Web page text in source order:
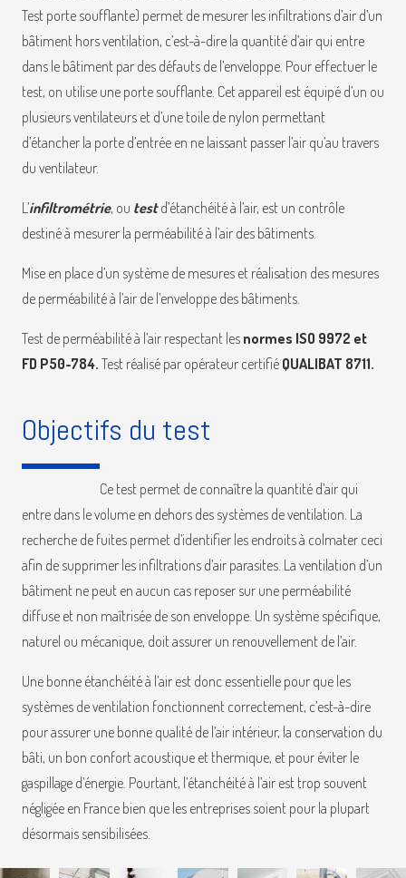
Test porte soufflante) permet de mesurer les infiltrations d’air d’un
bâtiment hors ventilation, c’est-à-dire la quantité d’air qui entre
dans le bâtiment par des défauts de l’enveloppe. Pour effectuer le
test, on utilise une porte soufflante. Cet appareil est équipé d’un ou
plusieurs ventilateurs et d’une toile de nylon permettant
d’étancher la porte d’entrée en ne laissant passer l’air qu’au travers
du ventilateur.
L’infiltrométrie, ou testd’étanchéité à l’air, est un contrôle
destiné à mesurer la perméabilité à l’air des bâtiments.
Mise en place d’un système de mesures et réalisation des mesures
de perméabilité à l’air de l’enveloppe des bâtiments.
Test de perméabilité à l’air respectant les normes ISO 9972 et
FD P50-784. Test réalisé par opérateur certifié QUALIBAT 8711.
Objectifs du test
Ce test permet de connaître la quantité d’air qui
entre dans le volume en dehors des systèmes de ventilation. La
recherche de fuites permet d’identifier les endroits à colmater ceci
afin de supprimer les infiltrations d’air parasites. La ventilation d’un
bâtiment ne peut en aucun cas reposer sur une perméabilité
diffuse et non maîtrisée de son enveloppe. Un système spécifique,
naturel ou mécanique, doit assurer un renouvellement de l’air.
Une bonne étanchéité à l’air est donc essentielle pour que les
systèmes de ventilation fonctionnent correctement, c’est-à-dire
pour assurer une bonne qualité de l’air intérieur, la conservation du
bâti, un bon confort acoustique et thermique, et pour éviter le
gaspillage d’énergie. Pourtant, l’étanchéité à l’air est trop souvent
négligée en France bien que les entreprises soient pour la plupart
désormais sensibilisées.